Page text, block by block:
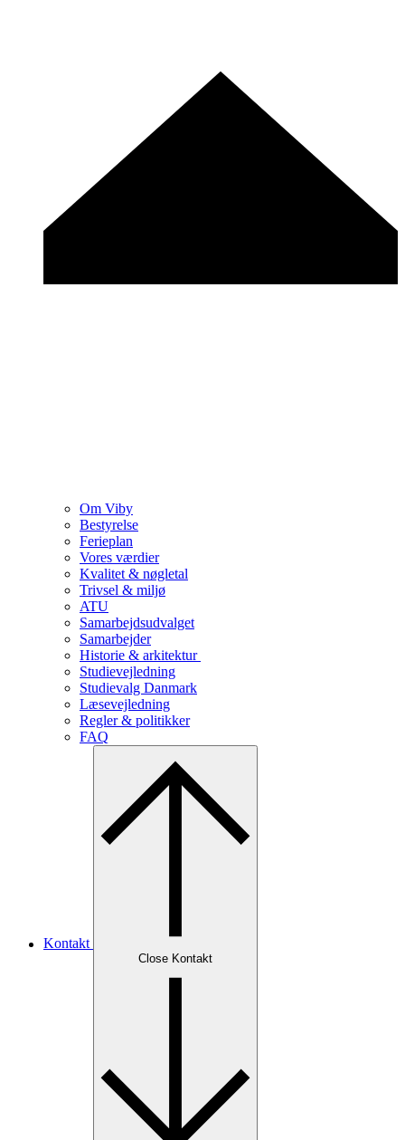
Om Viby
Bestyrelse
Ferieplan
Vores værdier
Kvalitet & nøgletal
Trivsel & miljø
ATU
Samarbejdsudvalget
Samarbejder
Historie & arkitektur
Studievejledning
Studievalg Danmark
Læsevejledning
Regler & politikker
FAQ
Kontakt